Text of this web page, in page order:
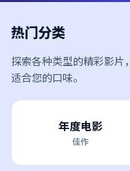
热门分类
探索各种类型的精彩影片
适合您的口味。
年度电影
佳作